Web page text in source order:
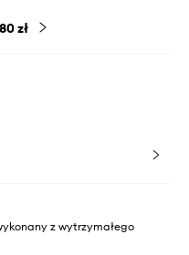
zł
z wytrzymałego